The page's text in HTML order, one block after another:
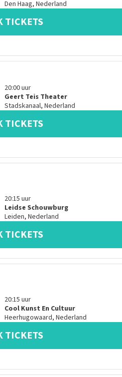
Den Haag, Nederland
TICKETS
20:00uur
Geert Teis Theater
Stadskanaal, Nederland
TICKETS
20:15 uur
Leidse Schouwburg
Leiden, Nederland
TICKETS
20:15 uur
Cool Kunst En Cultuur
Heerhugowaard, Nederland
TICKETS